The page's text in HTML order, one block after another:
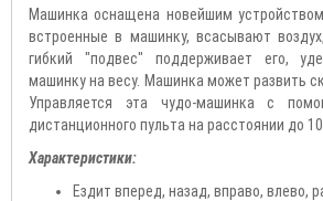
Машинка оснащена новейшим устройством
встроенные в машинку, всасывают
гибкий "подвес" поддерживает его,
машинку на весу. Машинка может развить
Управляется эта чудо-машинка с
дистанционного пульта на расстоянии до
Характеристики:
Ездит вперед, назад, вправо, влево,